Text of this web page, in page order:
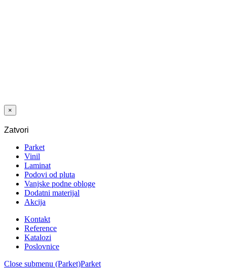
×
Zatvori
Parket
Vinil
Laminat
Podovi od pluta
Vanjske podne obloge
Dodatni materijal
Akcija
Kontakt
Reference
Katalozi
Poslovnice
Close submenu (Parket)Parket